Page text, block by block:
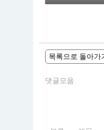
목록으로 돌아가
댓글모음